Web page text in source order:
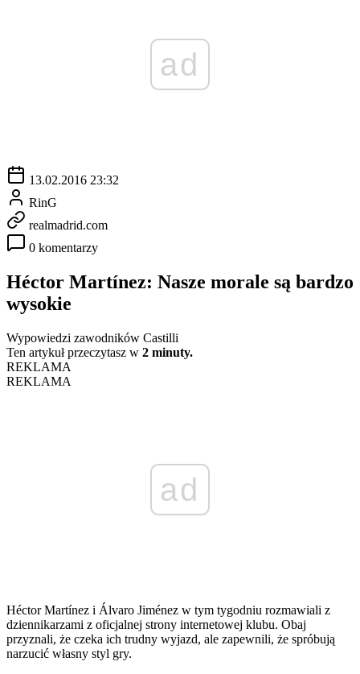
ad
13.02.2016 23:32
RinG
realmadrid.com
0 komentarzy
Héctor Martínez: Nasze morale są bardzo
wysokie
Wypowiedzi zawodników Castilli
Ten artykuł przeczytasz w 2 minuty.
REKLAMA
REKLAMA
ad
Héctor Martínez i Álvaro Jiménez w tym tygodniu rozmawiali z
dziennikarzami z oficjalnej strony internetowej klubu. Obaj
przyznali, że czeka ich trudny wyjazd, ale zapewnili, że spróbują
narzucić własny styl gry.